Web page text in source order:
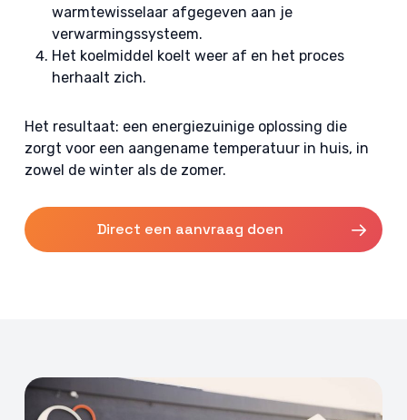
warmtewisselaar afgegeven aan je
verwarmingssysteem.
Het koelmiddel koelt weer af en het proces
herhaalt zich.
Het resultaat: een energiezuinige oplossing die
zorgt voor een aangename temperatuur in huis, in
zowel de winter als de zomer.
Direct een aanvraag doen